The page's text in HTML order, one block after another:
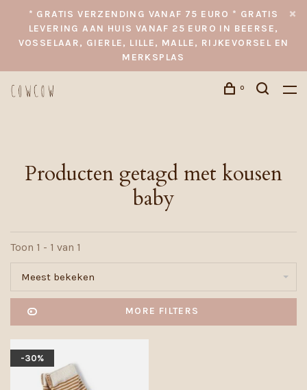
* GRATIS VERZENDING VANAF 75 EURO * GRATIS
LEVERING AAN HUIS VANAF 25 EURO IN BEERSE,
VOSSELAAR, GIERLE, LILLE, MALLE, RIJKEVORSEL EN
MERKSPLAS
0
Producten getagd met kousen
baby
Toon 1 - 1 van 1
Meest bekeken
MORE FILTERS
-30%